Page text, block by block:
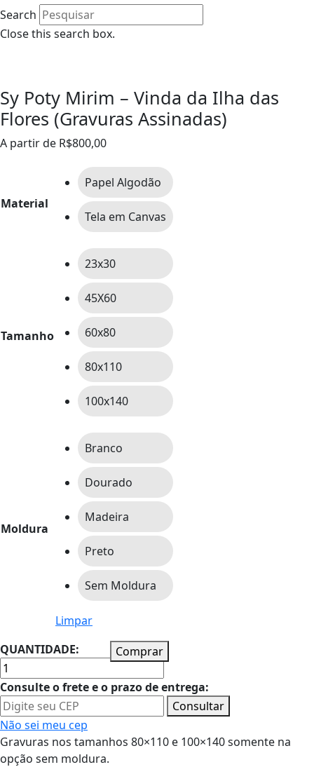
Search
Close this search box.
Sy Poty Mirim – Vinda da Ilha das
Flores (Gravuras Assinadas)
A partir de R$800,00
Material
Papel Algodão
Tela em Canvas
Tamanho
23x30
45X60
60x80
80x110
100x140
Moldura
Branco
Dourado
Madeira
Preto
Sem Moldura
Limpar
QUANTIDADE:
Comprar
Consulte o frete e o prazo de entrega:
Consultar
Não sei meu cep
Gravuras nos tamanhos 80×110 e 100×140 somente na
opção sem moldura.